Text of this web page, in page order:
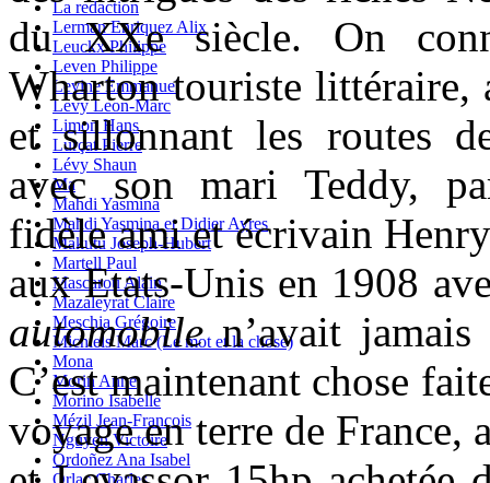
La redaction
Lerman Enriquez Alix
Leuckx Philippe
Leven Philippe
Levine Emmanuel
Levy Leon-Marc
Limon Hans
Lurçat Pierre
Lévy Shaun
Ma
Mahdi Yasmina
Mahdi Yasmina et Didier Ayres
Makutu Joseph-Hubert
Martell Paul
Mascarou Alain
Mazaleyrat Claire
Meschia Grégoire
Michiels Marc (Le mot et la chose)
Mona
Morin Anne
Morino Isabelle
Mézil Jean-François
Nguyen Victoire
Ordoñez Ana Isabel
Orlac Charles
du XXe siècle. On
Wharton touriste littéraire,
et sillonnant les routes
avec son mari Teddy,
fidèle ami et écrivain
aux Etats-Unis en 1908
automobilen’avait jamais
C’est maintenant chose
voyage en terre de France,